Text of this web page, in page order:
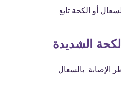
أو الكحة تابع
الشديدة
الإصابة بالسعال